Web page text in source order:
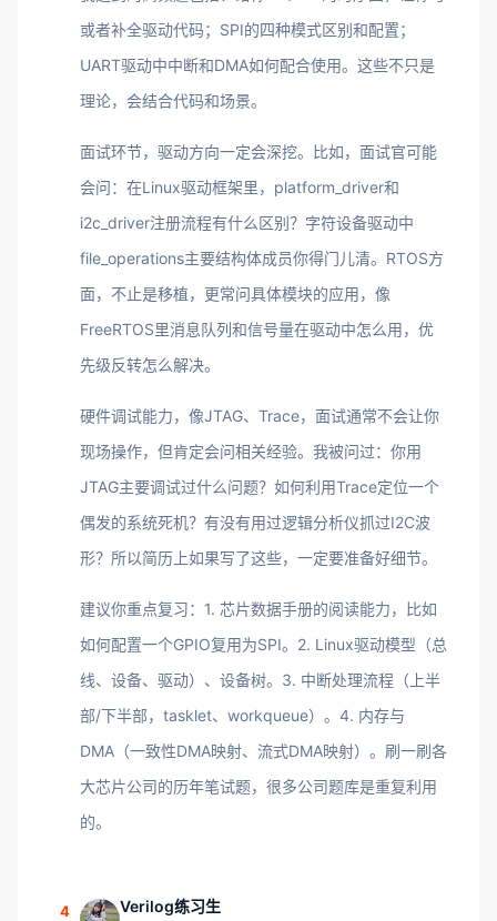
或者补全驱动代码；SPI的四种模式区别和配置；
UART驱动中中断和DMA如何配合使用。这些不只是
理论，会结合代码和场景。
面试环节，驱动方向一定会深挖。比如，面试官可能
会问：在Linux驱动框架里，platform_driver和
i2c_driver注册流程有什么区别？字符设备驱动中
file_operations主要结构体成员你得门儿清。RTOS方
面，不止是移植，更常问具体模块的应用，像
FreeRTOS里消息队列和信号量在驱动中怎么用，优
先级反转怎么解决。
硬件调试能力，像JTAG、Trace，面试通常不会让你
现场操作，但肯定会问相关经验。我被问过：你用
JTAG主要调试过什么问题？如何利用Trace定位一个
偶发的系统死机？有没有用过逻辑分析仪抓过I2C波
形？所以简历上如果写了这些，一定要准备好细节。
建议你重点复习：1. 芯片数据手册的阅读能力，比如
如何配置一个GPIO复用为SPI。2. Linux驱动模型（总
线、设备、驱动）、设备树。3. 中断处理流程（上半
部/下半部，tasklet、workqueue）。4. 内存与
DMA（一致性DMA映射、流式DMA映射）。刷一刷各
大芯片公司的历年笔试题，很多公司题库是重复利用
的。
4 Verilog练习生